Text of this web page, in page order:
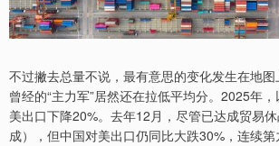
不过撇去总量不说，最有意思的变化发生在地
曾经的“主力军”居然还在拉低平均分。2025年
美出口下降20%。去年12月，尽管已达成贸易
成），但中国对美出口仍同比大跌30%，连续第